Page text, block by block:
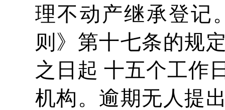
理不动产继承登记
则》第十七条的规
之日起 十五个工作
机构。逾期无人提